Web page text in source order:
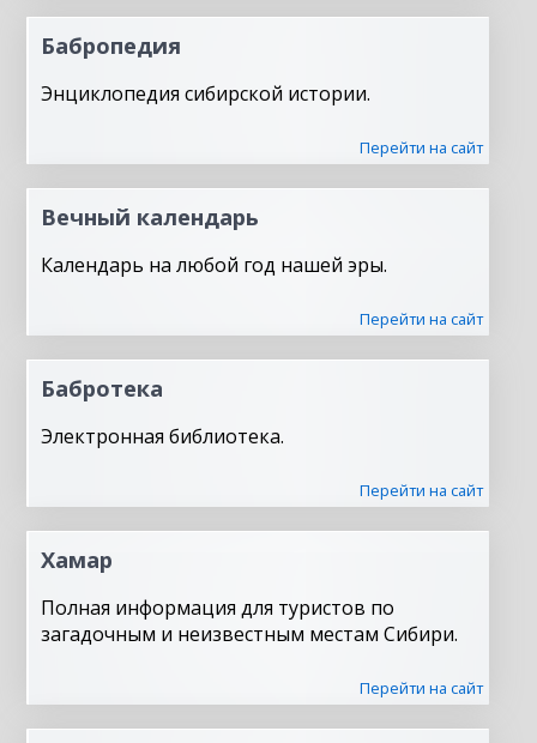
Бабропедия
Энциклопедия сибирской истории.
Перейти на сайт
Вечный календарь
Календарь на любой год нашей эры.
Перейти на сайт
Бабротека
Электронная библиотека.
Перейти на сайт
Хамар
Полная информация для туристов по
загадочным и неизвестным местам Сибири.
Перейти на сайт